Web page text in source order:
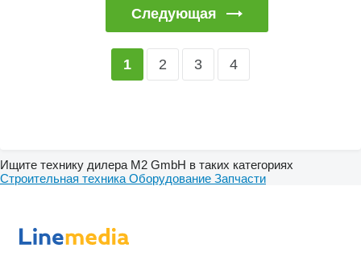
Следующая
1 2 3 4
Ищите технику дилера M2 GmbH в таких категориях
Строительная техника Оборудование Запчасти